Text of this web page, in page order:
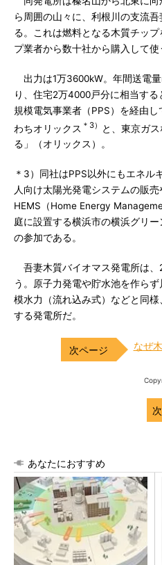
ら周囲の山々に、利根川の支流
る。これは燃料となる木質チッ
プ業者から数十社から購入して使
出力は1万3600kW。年間送電
り、住宅2万4000戸分に相当す
規模電気事業者（PPS）を経由
わちオリックス ＊3）
と、東京ガ
る」（オリックス）。
＊3）同社はPPS以外にもエネル
人向け太陽光発電システムの販
HEMS（Home Energy
庭に設置する横浜市の横浜グリ
の参加である。
吾妻木質バイオマス発電所は
う。原子力発電や貯水池を作ら
模水力（流れ込み式）などと同
する発電所だ。
なぜ
あなたにおすすめ